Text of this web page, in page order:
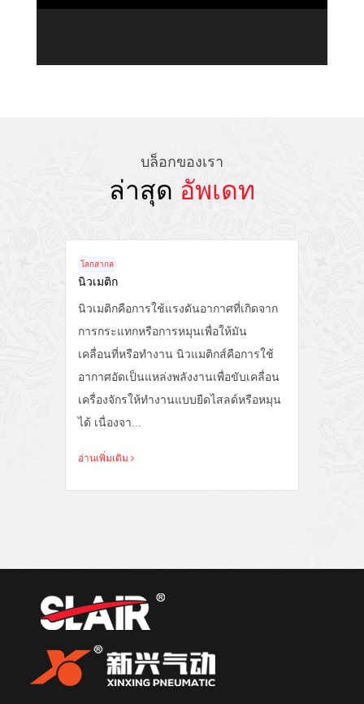
บล็อกของเรา
ล่าสุด อัพเดท
โลกสากล
นิวเมติก
นิวเมติกคือการใช้แรงดันอากาศที่เกิดจาก
การกระแทกหรือการหมุนเพื่อให้มัน
เคลื่อนที่หรือทำงาน นิวแมติกส์คือการใช้
อากาศอัดเป็นแหล่งพลังงานเพื่อขับเคลื่อน
เครื่องจักรให้ทำงานแบบยืดไสลด์หรือหมุน
ได้ เนื่องจา...
อ่านเพิ่มเติม